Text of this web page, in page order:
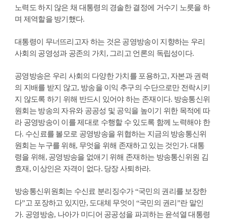
노력도 하지 않은 채 대통령의 경솔한 결정에 거수기 노릇을 하
며 제역할을 방기했다.
대통령이 무너뜨리고자 하는 것은 공영방송이 지향하는 우리
사회의 공영성과 공존의 가치, 그리고 언론의 독립성이다.
공영방송은 우리 사회의 다양한 가치를 포용하고, 자본과 권력
의 지배를 받지 않고, 방송을 이익 추구의 수단으로만 전락시키
지 않도록 하기 위해 반드시 있어야 하는 존재이다. 방송통신위
원회는 방송의 자유와 공공성 및 공익을 높이기 위한 목적에 따
라 공영방송이 이를 제대로 수행할 수 있도록 함께 노력해야 한
다. 수신료를 볼모로 공영방송을 위협하는 지금의 방송통신위
원회는 누구를 위해, 무엇을 위해 존재하고 있는 것인가. 대통
령을 위해, 공영방송을 없애기 위해 존재하는 방송통신위원 김
효재, 이상인은 자격이 없다. 당장 사퇴하라.
방송통신위원회는 수신료 분리징수가 “국민의 권리를 보장한
다”고 포장하고 있지만, 도대체 무엇이 “국민의 권리”란 말인
가. 공영방송, 나아가 미디어 공공성을 파괴하는 윤석열 대통령